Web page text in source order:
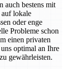
auch bestens mit
lokale
oder enge
Probleme schon
einen privaten
optimal an Ihre
gewährleisten.